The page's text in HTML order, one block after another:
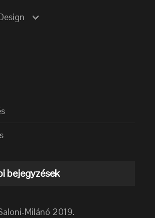
bejegyzések
Milánó 2019.